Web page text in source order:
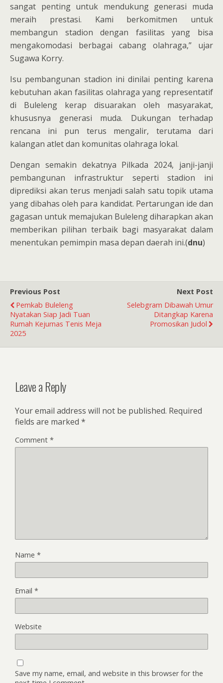
sangat penting untuk mendukung generasi muda
meraih prestasi. Kami berkomitmen untuk
membangun stadion dengan fasilitas yang bisa
mengakomodasi berbagai cabang olahraga,” ujar
Sugawa Korry.
Isu pembangunan stadion ini dinilai penting karena
kebutuhan akan fasilitas olahraga yang representatif
di Buleleng kerap disuarakan oleh masyarakat,
khususnya generasi muda. Dukungan terhadap
rencana ini pun terus mengalir, terutama dari
kalangan atlet dan komunitas olahraga lokal.
Dengan semakin dekatnya Pilkada 2024, janji-janji
pembangunan infrastruktur seperti stadion ini
diprediksi akan terus menjadi salah satu topik utama
yang dibahas oleh para kandidat. Pertarungan ide dan
gagasan untuk memajukan Buleleng diharapkan akan
memberikan pilihan terbaik bagi masyarakat dalam
menentukan pemimpin masa depan daerah ini.(dnu)
Previous Post
Pemkab Buleleng
Nyatakan Siap Jadi Tuan
Rumah Kejurnas Tenis Meja
2025
Next Post
Selebgram Dibawah Umur
Ditangkap Karena
Promosikan Judol
Leave a Reply
Your email address will not be published. Required
fields are marked *
Comment *
Name *
Email *
Website
Save my name, email, and website in this browser for the